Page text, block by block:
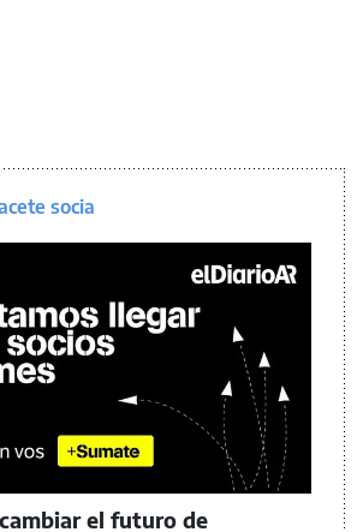
socia
el futuro de